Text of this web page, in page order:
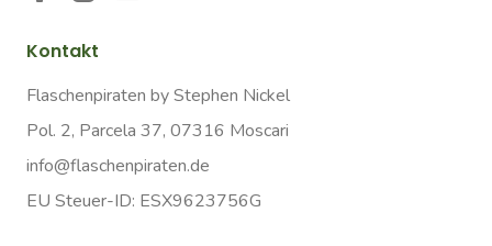
Kontakt
Flaschenpiraten by Stephen Nickel
Pol. 2, Parcela 37, 07316 Moscari
info@flaschenpiraten.de
EU Steuer-ID: ESX9623756G